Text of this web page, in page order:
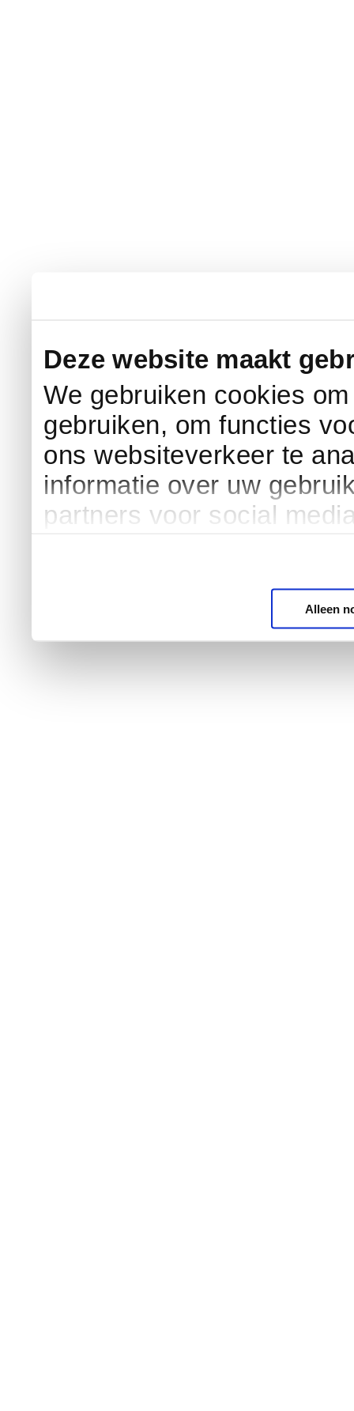
Deze website maakt
We gebruiken cookies
gebruiken, om functies
ons websiteverkeer te
informatie over uw
partners voor social
Alleen